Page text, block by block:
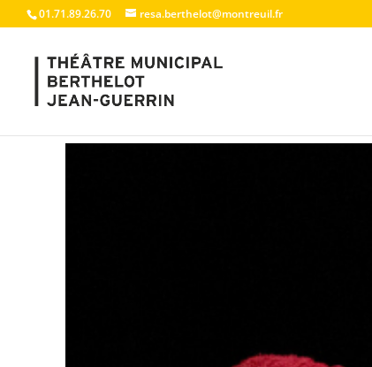
01.71.89.26.70 resa.berthelot@montreuil.fr